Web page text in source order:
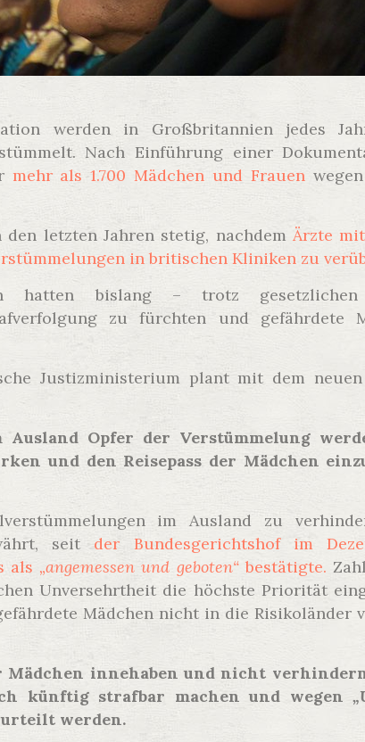
werden in Großbritannien jedes
Nach Einführung einer
mehr als 1.700 Mädchen und Frauen
letzten Jahren stetig, nachdemÄrzte
in britischen Kliniken zu
hatten bislang – trotz gesetzlichen
zu fürchten und gefährdete
Justizministerium plant mit dem neuen
Ausland Opfer der Verstümmelung
und den Reisepass der Mädchen
im Ausland zu
seit der Bundesgerichtshof im
als „angemessen und geboten“bestätigte.
Unversehrtheit die höchste Priorität
Mädchen nicht in die Risikoländer
innehaben und nicht
künftig strafbar machen und wegen
werden.